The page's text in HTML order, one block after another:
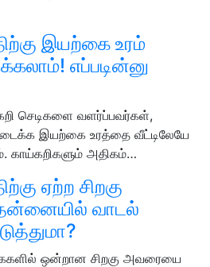
இயற்கை உரம்
எப்படின்னு
செடிகளை வளர்ப்பவர்கள்,
இயற்கை உரத்தை வீட்டிலேயே
காய்கறிகளும் அதிகம்…
ஏற்ற சிறகு
வாடல்
ஒன்றான சிறகு அவரையை